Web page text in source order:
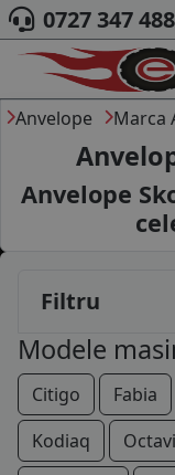
B2B
0727 347 488
Anvelope Marca
Anvelope
Filtru
Modele
Citigo Fabia
Kodiaq